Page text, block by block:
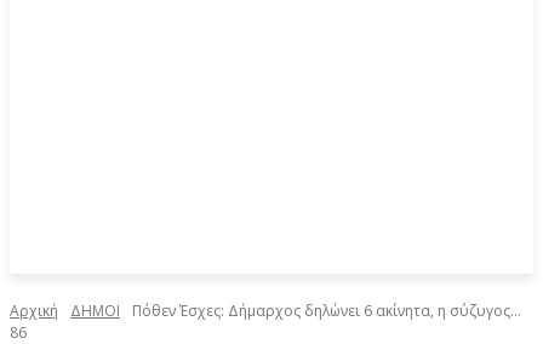
Αρχική ΔΗΜΟΙ
Πόθεν Έσχες: Δήμαρχος δηλώνει 6 ακίνητα, η σύζυγος…
86